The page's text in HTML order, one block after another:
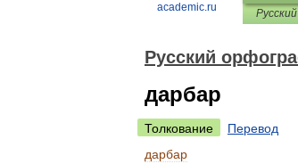
academic.ru
Русский
дарбар
Толкование
Перевод
дарбар